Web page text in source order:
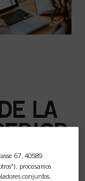
LA
67, 40589
procesamos
conjuntos,